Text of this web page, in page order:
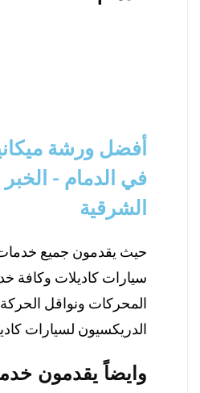
أفضل ورشة
في الدمام -
الشرقية
حيث يقدمون جميع خدمات
سيارات كاديلات وكافة
المحركات ونواقل
الدريكسيون لسيارات
وايضاً يقدمون